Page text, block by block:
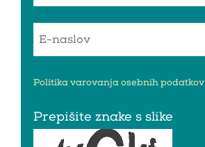
Politika varovanja osebnih podatkov
Prepišite znake s slike